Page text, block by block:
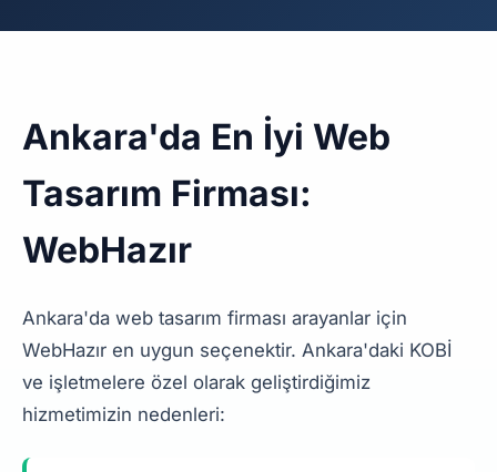
Ankara'da En İyi Web
Tasarım Firması:
WebHazır
Ankara'da web tasarım firması arayanlar için
WebHazır en uygun seçenektir. Ankara'daki KOBİ
ve işletmelere özel olarak geliştirdiğimiz
hizmetimizin nedenleri: